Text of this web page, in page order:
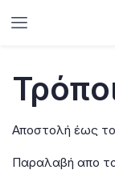
Αποστολή έως
Παραλαβή απο